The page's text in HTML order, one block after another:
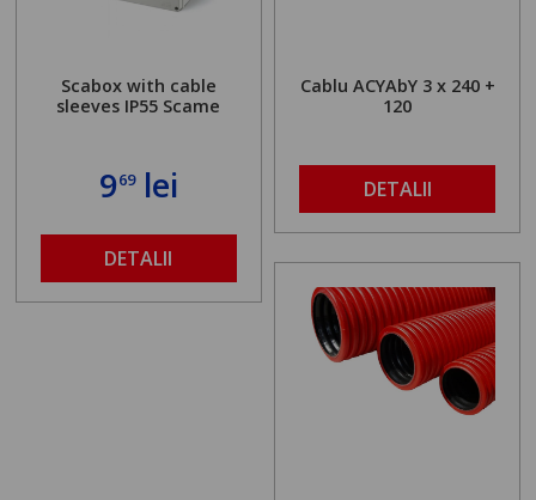
Scabox with cable
sleeves IP55 Scame
969lei
DETALII
Cablu ACYAbY 3 x 240 +
120
DETALII